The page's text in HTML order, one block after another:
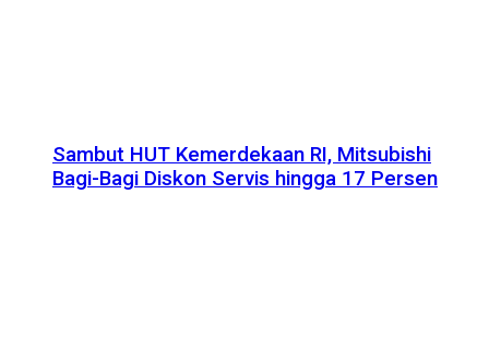
Sambut HUT Kemerdekaan RI, Mitsubishi
Bagi-Bagi Diskon Servis hingga 17 Persen